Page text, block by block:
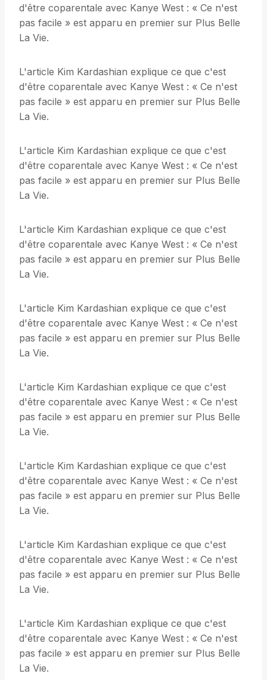
d'être coparentale avec Kanye West : « Ce n'est
pas facile » est apparu en premier sur Plus Belle
La Vie.
L'article Kim Kardashian explique ce que c'est
d'être coparentale avec Kanye West : « Ce n'est
pas facile » est apparu en premier sur Plus Belle
La Vie.
L'article Kim Kardashian explique ce que c'est
d'être coparentale avec Kanye West : « Ce n'est
pas facile » est apparu en premier sur Plus Belle
La Vie.
L'article Kim Kardashian explique ce que c'est
d'être coparentale avec Kanye West : « Ce n'est
pas facile » est apparu en premier sur Plus Belle
La Vie.
L'article Kim Kardashian explique ce que c'est
d'être coparentale avec Kanye West : « Ce n'est
pas facile » est apparu en premier sur Plus Belle
La Vie.
L'article Kim Kardashian explique ce que c'est
d'être coparentale avec Kanye West : « Ce n'est
pas facile » est apparu en premier sur Plus Belle
La Vie.
L'article Kim Kardashian explique ce que c'est
d'être coparentale avec Kanye West : « Ce n'est
pas facile » est apparu en premier sur Plus Belle
La Vie.
L'article Kim Kardashian explique ce que c'est
d'être coparentale avec Kanye West : « Ce n'est
pas facile » est apparu en premier sur Plus Belle
La Vie.
L'article Kim Kardashian explique ce que c'est
d'être coparentale avec Kanye West : « Ce n'est
pas facile » est apparu en premier sur Plus Belle
La Vie.